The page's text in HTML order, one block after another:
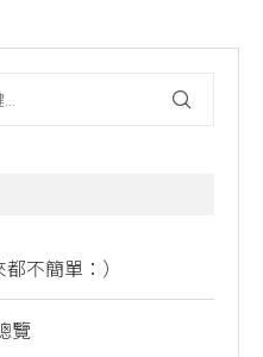
不簡單：）
覽